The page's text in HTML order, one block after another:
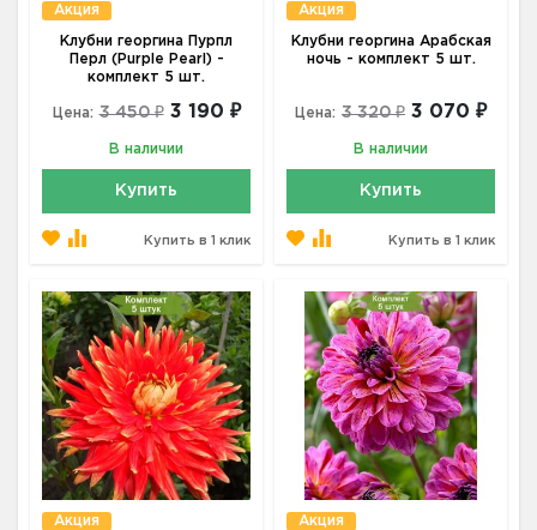
Акция
Клубни георгина Пурпл
Перл (Purple Pearl) -
комплект 5 шт.
Цена: 3 450 ₽ 3 190 ₽
В наличии
Купить
Купить в 1 клик
Акция
Клубни георгина Арабская
ночь - комплект 5 шт.
Цена: 3 320 ₽ 3 070 ₽
В наличии
Купить
Купить в 1 клик
Акция Акция